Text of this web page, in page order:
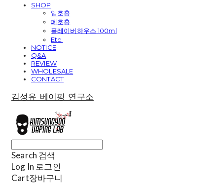
SHOP
입호흡
폐호흡
플레이버하우스 100ml
Etc.
NOTICE
Q&A
REVIEW
WHOLESALE
CONTACT
김성유 베이핑 연구소
Search 검색
Log In 로그인
Cart장바구니